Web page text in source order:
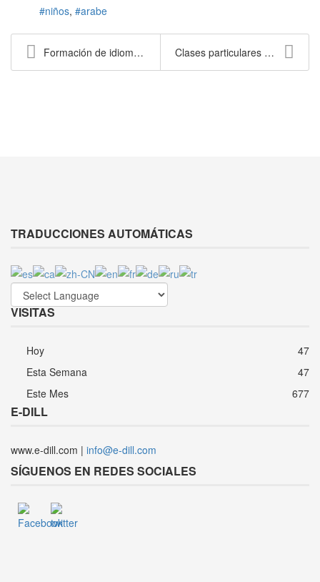
niños
arabe
Formación de idiomas en empresas en Barcelona Clases particulares de español, catalán, inglés, a...
TRADUCCIONES AUTOMÁTICAS
VISITAS
Hoy
47
Esta Semana
47
Este Mes
677
E-DILL
www.e-dill.com | info@e-dill.com
SÍGUENOS EN REDES SOCIALES